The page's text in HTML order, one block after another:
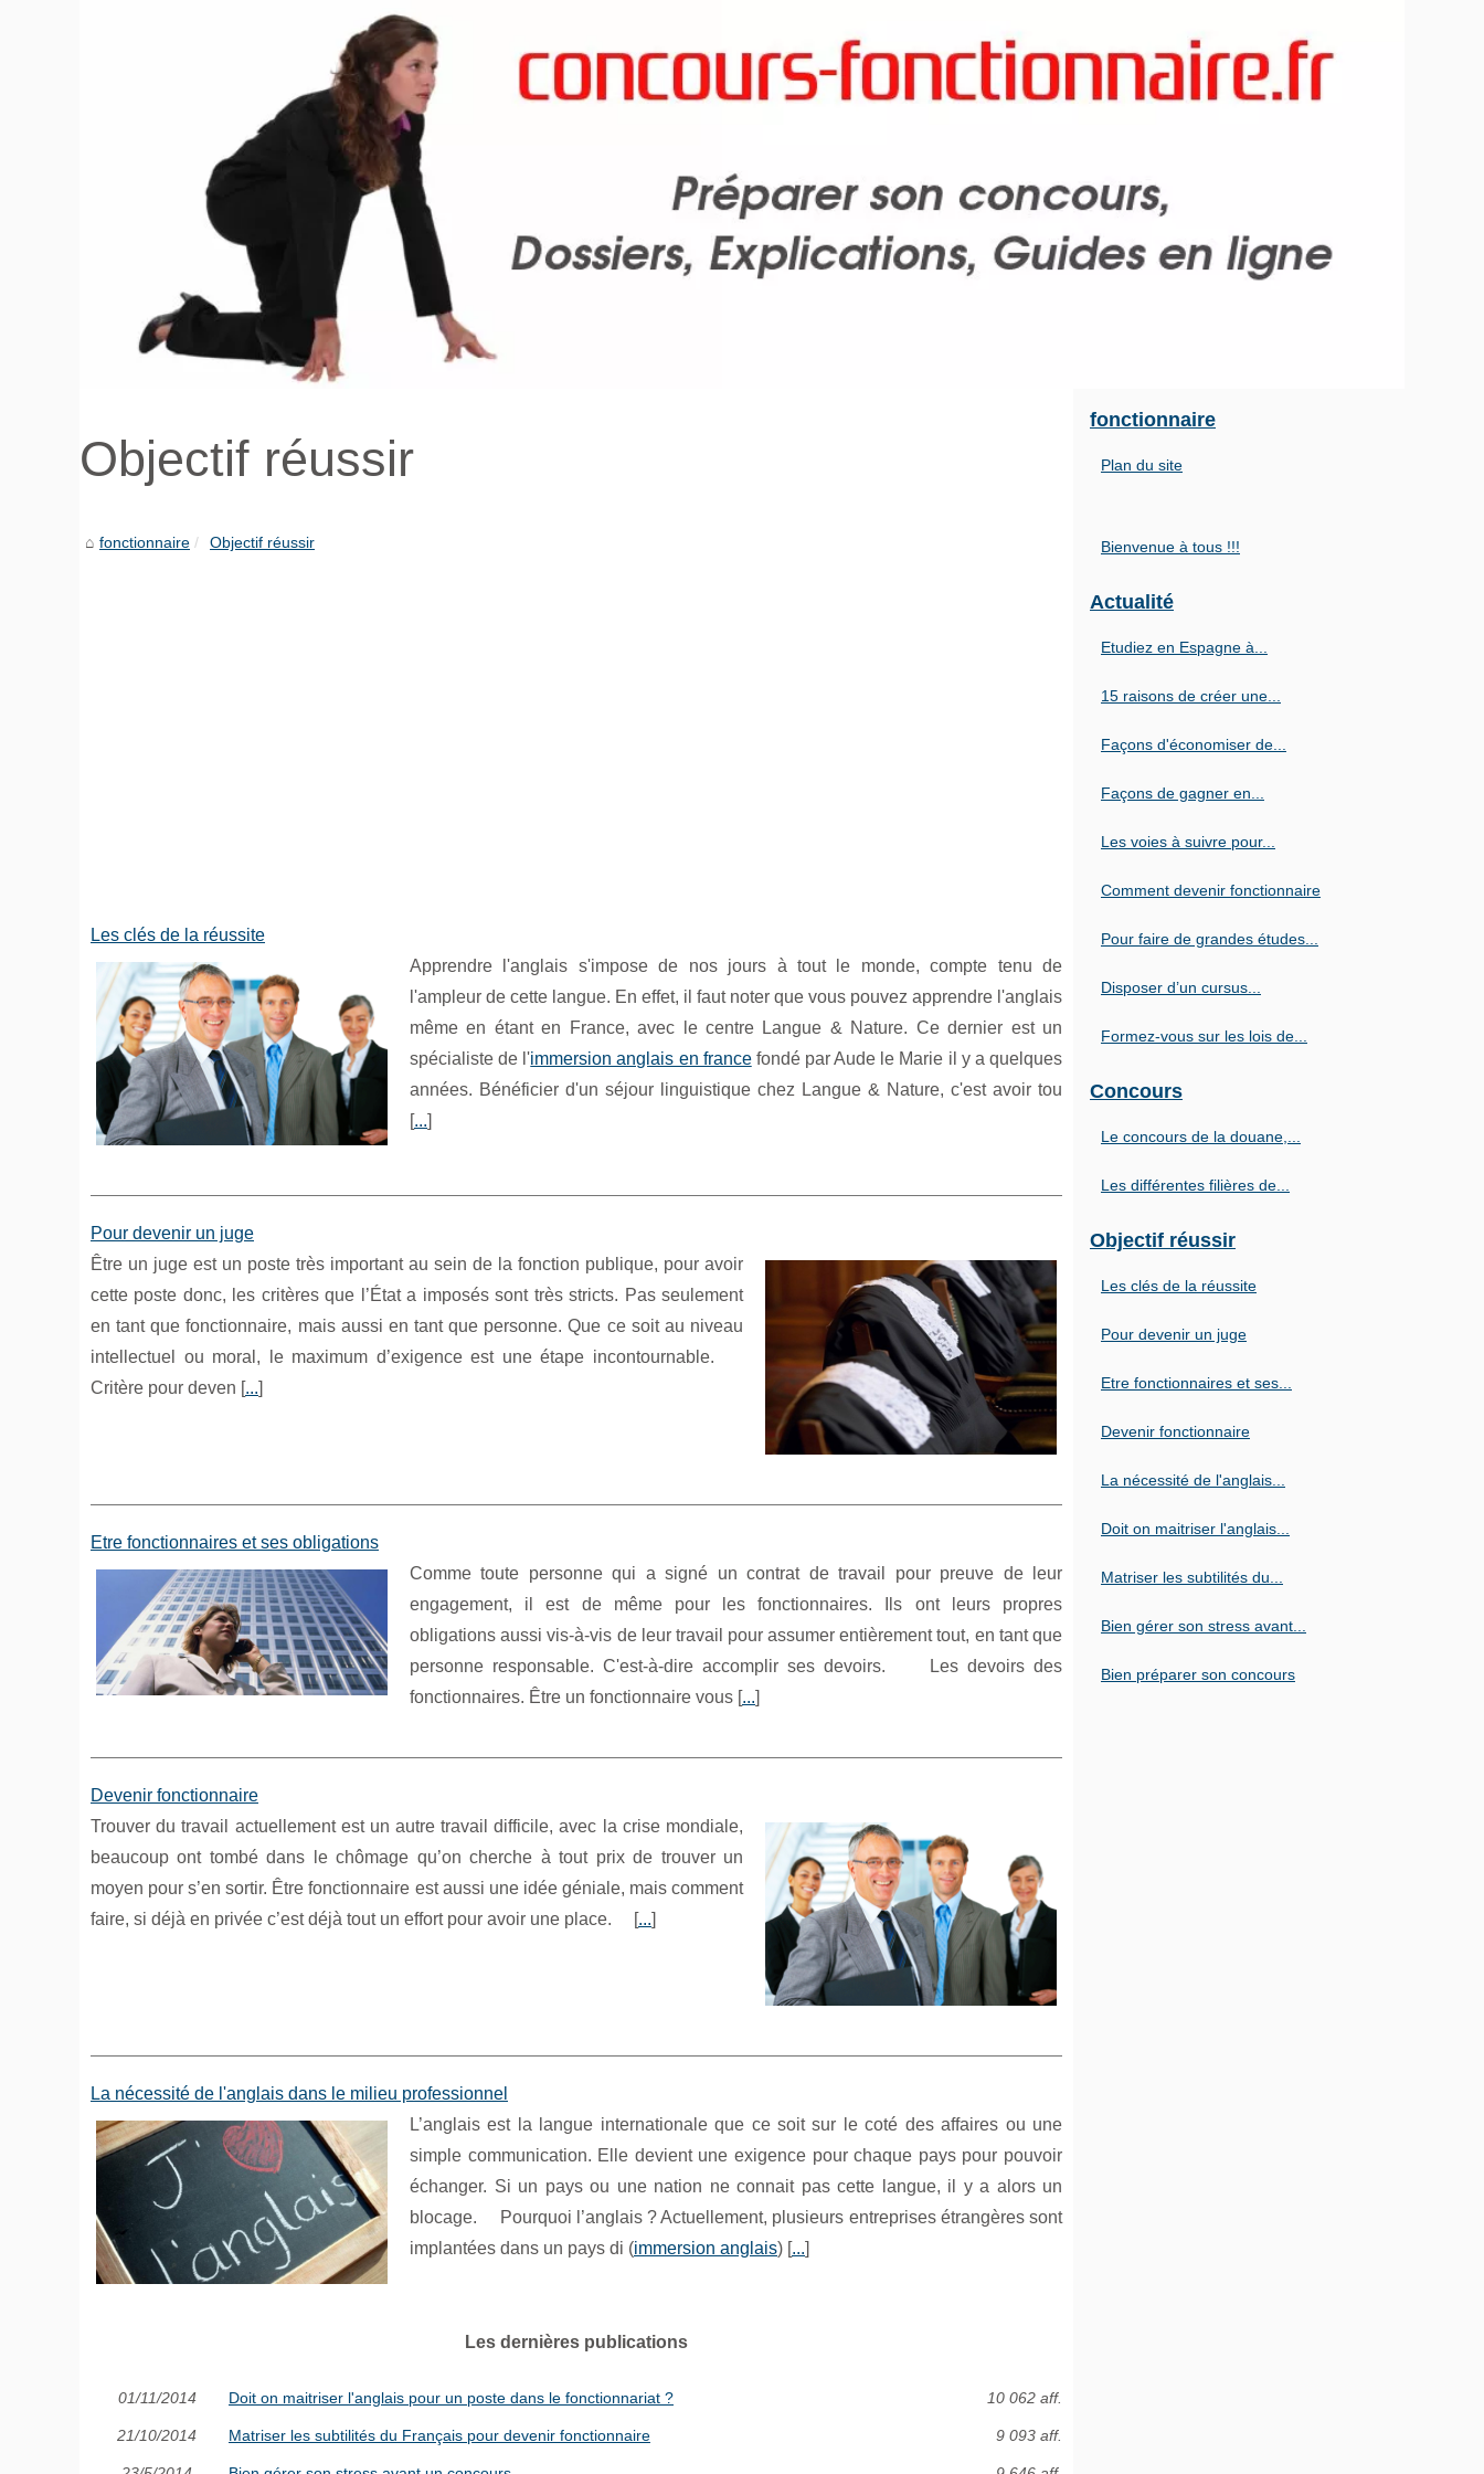
Objectif réussir
fonctionnaire Objectif réussir
Les clés de la réussite
Apprendre l'anglais s'impose de nos jours à tout le monde, compte tenu de
l'ampleur de cette langue. En effet, il faut noter que vous pouvez apprendre l'anglais
même en étant en France, avec le centre Langue & Nature. Ce dernier est un
spécialiste de l'immersion anglais en francefondé par Aude le Marie il y a quelques
années. Bénéficier d'un séjour linguistique chez Langue & Nature, c'est avoir tou
[...]
Pour devenir un juge
Être un juge est un poste très important au sein de la fonction publique, pour avoir
cette poste donc, les critères que l’État a imposés sont très stricts. Pas seulement
en tant que fonctionnaire, mais aussi en tant que personne. Que ce soit au niveau
intellectuel ou moral, le maximum d’exigence est une étape incontournable.
Critère pour deven [...]
Etre fonctionnaires et ses obligations
Comme toute personne qui a signé un contrat de travail pour preuve de leur
engagement, il est de même pour les fonctionnaires. Ils ont leurs propres
obligations aussi vis-à-vis de leur travail pour assumer entièrement tout, en tant que
personne responsable. C'est-à-dire accomplir ses devoirs. Les devoirs des
fonctionnaires. Être un fonctionnaire vous [...]
Devenir fonctionnaire
Trouver du travail actuellement est un autre travail difficile, avec la crise mondiale,
beaucoup ont tombé dans le chômage qu’on cherche à tout prix de trouver un
moyen pour s’en sortir. Être fonctionnaire est aussi une idée géniale, mais comment
faire, si déjà en privée c’est déjà tout un effort pour avoir une place. [...]
La nécessité de l'anglais dans le milieu professionnel
L’anglais est la langue internationale que ce soit sur le coté des affaires ou une
simple communication. Elle devient une exigence pour chaque pays pour pouvoir
échanger. Si un pays ou une nation ne connait pas cette langue, il y a alors un
blocage. Pourquoi l’anglais ? Actuellement, plusieurs entreprises étrangères sont
implantées dans un pays di (immersion anglais) [...]
Les dernières publications
01/11/2014 Doit on maitriser l'anglais pour un poste dans le fonctionnariat ? 10 062 aff.
21/10/2014 Matriser les subtilités du Français pour devenir fonctionnaire 9 093 aff.
fonctionnaire
Plan du site
Bienvenue à tous !!!
Actualité
Etudiez en Espagne à...
15 raisons de créer une...
Façons d'économiser de...
Façons de gagner en...
Les voies à suivre pour...
Comment devenir fonctionnaire
Pour faire de grandes études...
Disposer d’un cursus...
Formez-vous sur les lois de...
Concours
Le concours de la douane,...
Les différentes filières de...
Objectif réussir
Les clés de la réussite
Pour devenir un juge
Etre fonctionnaires et ses...
Devenir fonctionnaire
La nécessité de l'anglais...
Doit on maitriser l'anglais...
Matriser les subtilités du...
Bien gérer son stress avant...
Bien préparer son concours